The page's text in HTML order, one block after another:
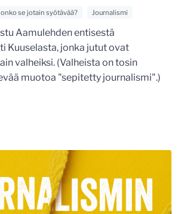
onko se jotain syötävää? Journalismi
Aamulehden entisestä
Kuuselasta, jonka jutut ovat
valheiksi. (Valheista on tosin
muotoa "sepitetty journalismi".)